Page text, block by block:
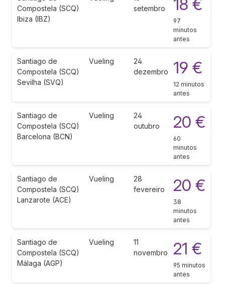
Compostela (SCQ)
Ibiza (IBZ)
setembro
18 €
97
minutos
antes
Santiago de
Compostela (SCQ)
Sevilha (SVQ)
Vueling
24
dezembro
19 €
12 minutos
antes
Santiago de
Compostela (SCQ)
Barcelona (BCN)
Vueling
24
outubro
20 €
60
minutos
antes
Santiago de
Compostela (SCQ)
Lanzarote (ACE)
Vueling
28
fevereiro
20 €
38
minutos
antes
Santiago de
Compostela (SCQ)
Málaga (AGP)
Vueling
11
novembro
21 €
95 minutos
antes